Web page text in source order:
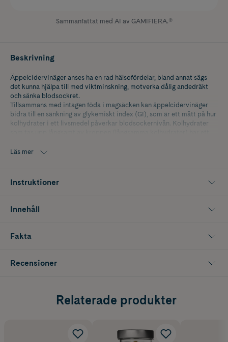
Sammanfattat med AI av GAMIFIERA.®
Beskrivning
Äppelcidervinäger anses ha en rad hälsofördelar, bland annat sägs
det kunna hjälpa till med viktminskning, motverka dålig andedräkt
och sänka blodsockret.
Tillsammans med intagen föda i magsäcken kan äppelcidervinäger
bidra till en sänkning av glykemiskt index (GI), som är ett mått på hur
kolhydrater i ett livsmedel påverkar blodsockernivån. Kolhydrater
och sötsug.
uppblåsthet och gaser.
Läs mer
Instruktioner
Innehåll
Fakta
Recensioner
Relaterade produkter